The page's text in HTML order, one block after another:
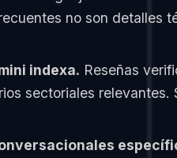
no son
indexa. Reseñas
sectoriales